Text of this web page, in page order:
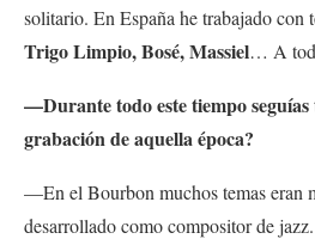
solitario. En España he trabajado con
Trigo Limpio, Bosé, Massiel… A
—Durante todo este tiempo
grabación de aquella época?
—En el Bourbon muchos temas eran
desarrollado como compositor de